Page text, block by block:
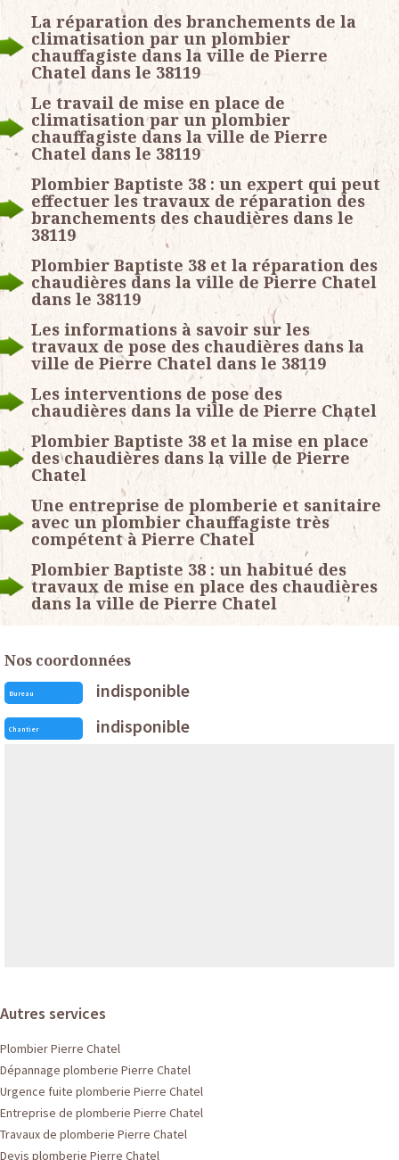
La réparation des branchements de la
climatisation par un plombier
chauffagiste dans la ville de Pierre
Chatel dans le 38119
Le travail de mise en place de
climatisation par un plombier
chauffagiste dans la ville de Pierre
Chatel dans le 38119
Plombier Baptiste 38 : un expert qui peut
effectuer les travaux de réparation des
branchements des chaudières dans le
38119
Plombier Baptiste 38 et la réparation des
chaudières dans la ville de Pierre Chatel
dans le 38119
Les informations à savoir sur les
travaux de pose des chaudières dans la
ville de Pierre Chatel dans le 38119
Les interventions de pose des
chaudières dans la ville de Pierre Chatel
Plombier Baptiste 38 et la mise en place
des chaudières dans la ville de Pierre
Chatel
Une entreprise de plomberie et sanitaire
avec un plombier chauffagiste très
compétent à Pierre Chatel
Plombier Baptiste 38 : un habitué des
travaux de mise en place des chaudières
dans la ville de Pierre Chatel
Nos coordonnées
Bureau indisponible
Chantier indisponible
Autres services
Plombier Pierre Chatel
Dépannage plomberie Pierre Chatel
Urgence fuite plomberie Pierre Chatel
Entreprise de plomberie Pierre Chatel
Travaux de plomberie Pierre Chatel
Devis plomberie Pierre Chatel